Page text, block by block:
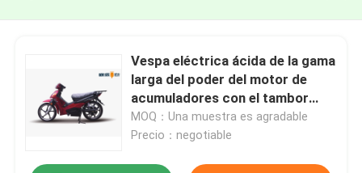
Vespa eléctrica ácida de la gama
larga del poder del motor de
acumuladores con el tambor
delantero del disco/de la parte
posterior
MOQ：Una muestra es agradable
Precio：negotiable